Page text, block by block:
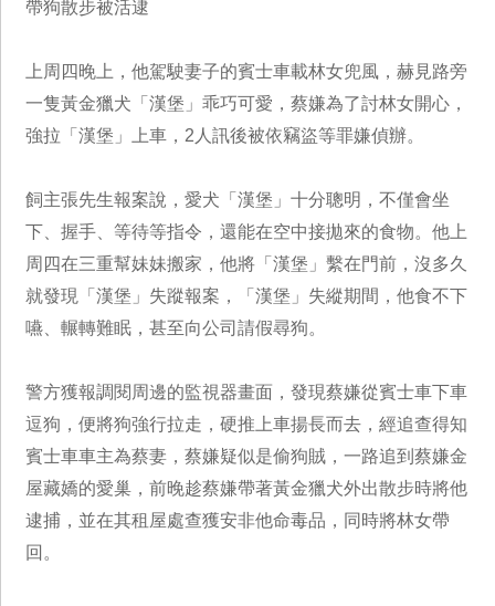
帶狗散步被活逮
上周四晚上，他駕駛妻子的賓士車載林女兜風，赫見路旁
一隻黃金獵犬「漢堡」乖巧可愛，蔡嫌為了討林女開心，
強拉「漢堡」上車，2人訊後被依竊盜等罪嫌偵辦。
飼主張先生報案說，愛犬「漢堡」十分聰明，不僅會坐
下、握手、等待等指令，還能在空中接拋來的食物。他上
周四在三重幫妹妹搬家，他將「漢堡」繫在門前，沒多久
就發現「漢堡」失蹤報案，「漢堡」失縱期間，他食不下
嚥、輾轉難眠，甚至向公司請假尋狗。
警方獲報調閱周邊的監視器畫面，發現蔡嫌從賓士車下車
逗狗，便將狗強行拉走，硬推上車揚長而去，經追查得知
賓士車車主為蔡妻，蔡嫌疑似是偷狗賊，一路追到蔡嫌金
屋藏嬌的愛巢，前晚趁蔡嫌帶著黃金獵犬外出散步時將他
逮捕，並在其租屋處查獲安非他命毒品，同時將林女帶
回。